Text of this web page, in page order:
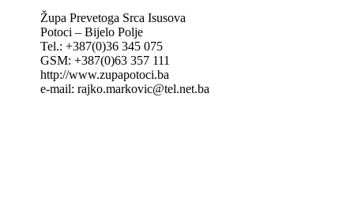
Župa Prevetoga Srca Isusova
Potoci – Bijelo Polje
Tel.: +387(0)36 345 075
GSM: +387(0)63 357 111
http://www.zupapotoci.ba
e-mail: rajko.markovic@tel.net.ba